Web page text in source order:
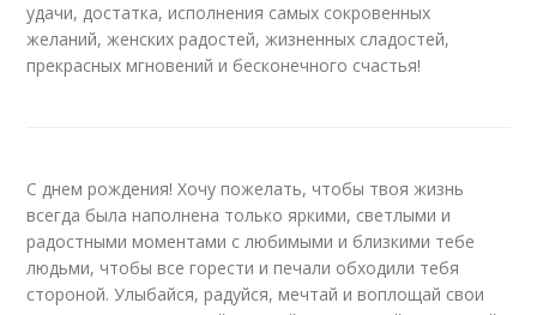
удачи, достатка, исполнения самых сокровенных
желаний, женских радостей, жизненных сладостей,
прекрасных мгновений и бесконечного счастья!
С днем рождения! Хочу пожелать, чтобы твоя жизнь
всегда была наполнена только яркими, светлыми и
радостными моментами с любимыми и близкими тебе
людьми, чтобы все горести и печали обходили тебя
стороной. Улыбайся, радуйся, мечтай и воплощай свои